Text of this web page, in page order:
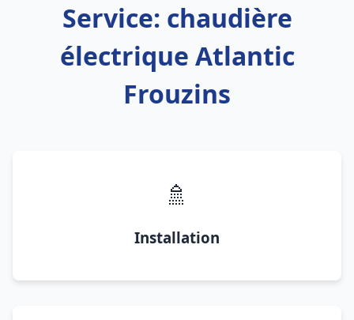
Service: chaudière
électrique Atlantic
Frouzins
🚿
Installation